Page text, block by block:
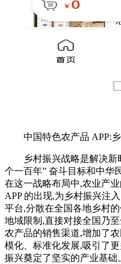
中国特色农产品 APP:
乡村振兴战略是解决
个一百年” 奋斗目标和中华
在这一战略布局中,农业产
APP 的出现,为乡村振兴注
平台,分散在全国各地乡村
地域限制,直接对接全国乃
农产品的销售渠道,增加了
模化、标准化发展,吸引了
振兴奠定了坚实的产业基